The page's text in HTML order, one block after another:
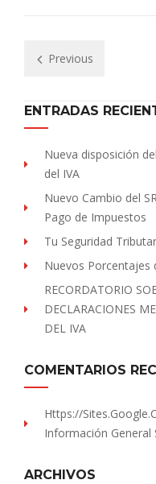
Previous
ENTRADAS
Nueva disposición
del IVA
Nuevo Cambio del
Pago de Impuestos
Tu Seguridad
Nuevos Porcentajes
RECORDATORIO
DECLARACIONES
DEL IVA
COMENTARIOS
Https://
Información General
ARCHIVOS